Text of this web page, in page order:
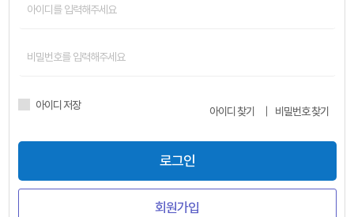
아이디 저장 아이디 찾기 비밀번호 찾기
로그인
회원가입